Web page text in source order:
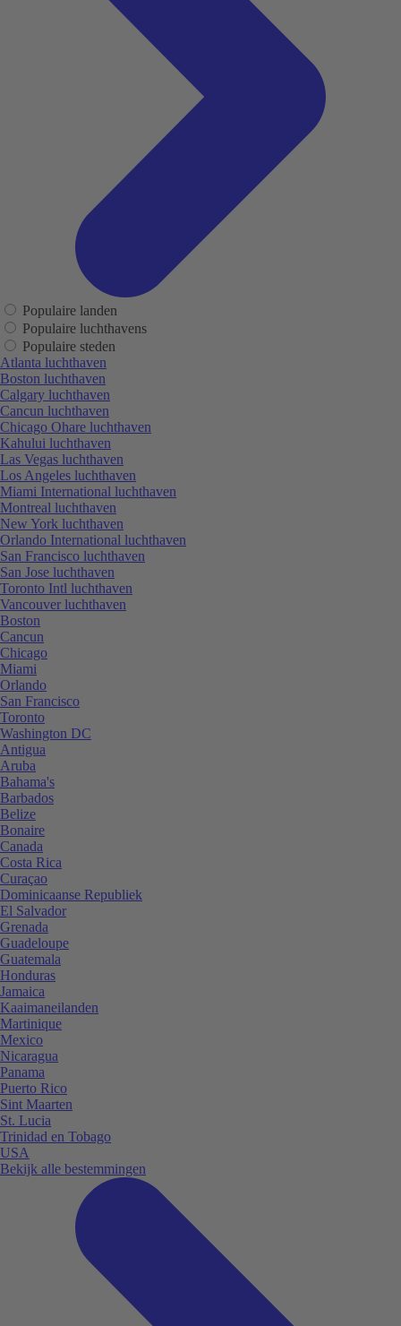
Populaire landen
Populaire luchthavens
Populaire steden
Atlanta luchthaven
Boston luchthaven
Calgary luchthaven
Cancun luchthaven
Chicago Ohare luchthaven
Kahului luchthaven
Las Vegas luchthaven
Los Angeles luchthaven
Miami International luchthaven
Montreal luchthaven
New York luchthaven
Orlando International luchthaven
San Francisco luchthaven
San Jose luchthaven
Toronto Intl luchthaven
Vancouver luchthaven
Boston
Cancun
Chicago
Miami
Orlando
San Francisco
Toronto
Washington DC
Antigua
Aruba
Bahama's
Barbados
Belize
Bonaire
Canada
Costa Rica
Curaçao
Dominicaanse Republiek
El Salvador
Grenada
Guadeloupe
Guatemala
Honduras
Jamaica
Kaaimaneilanden
Martinique
Mexico
Nicaragua
Panama
Puerto Rico
Sint Maarten
St. Lucia
Trinidad en Tobago
USA
Bekijk alle bestemmingen